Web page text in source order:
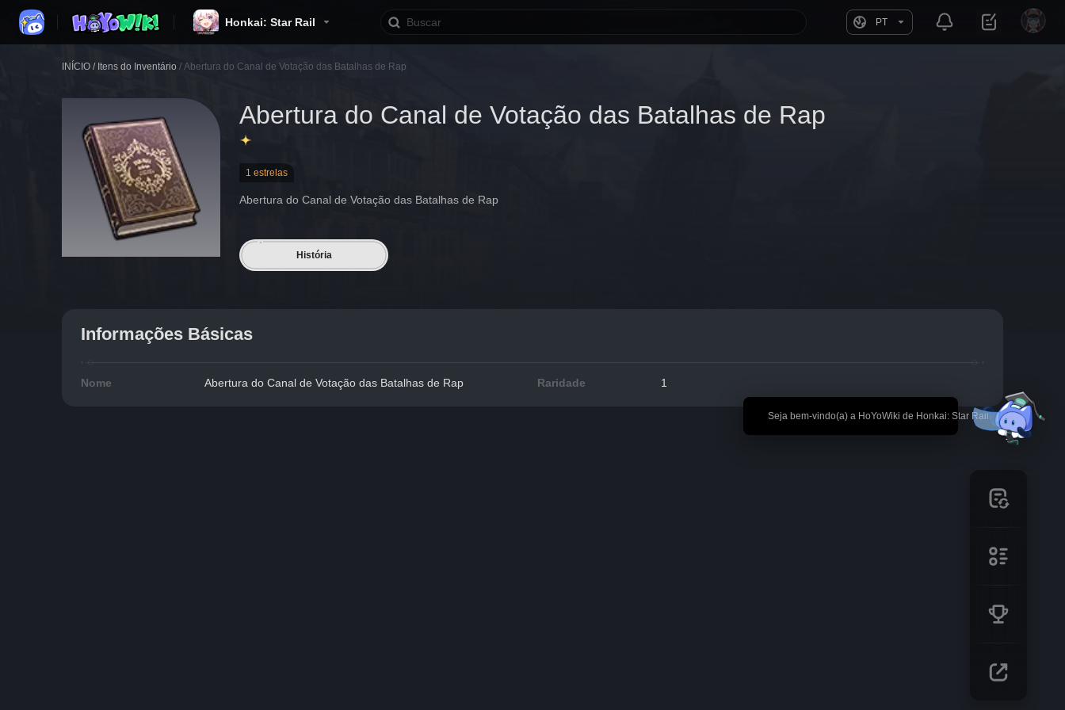
Honkai: Star Rail PT
🎉 Seja bem-vindo(a) a HoYoWiki de Honkai: Star Rail!
INÍCIO / Itens do Inventário / Abertura do Canal de Votação das Batalhas de Rap
Abertura do Canal de Votação das Batalhas de Rap
1 estrelas
Abertura do Canal de Votação das Batalhas de Rap
História
Informações Básicas
Nome Abertura do Canal de Votação das Batalhas de Rap Raridade 1